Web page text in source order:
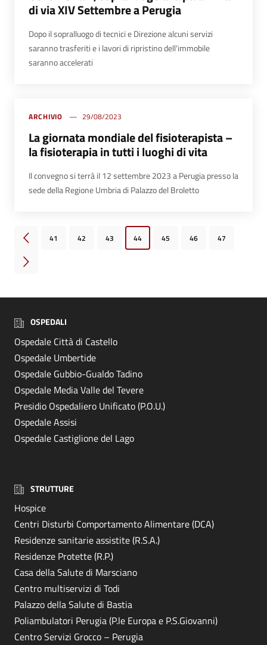
di via XIV Settembre a Perugia
Dopo il sopralluogo di tecnici e Direzione alcuni servizi
saranno trasferiti e i lavori di ripristino dell'immobile
saranno accelerati
ARCHIVIO 29/08/2023
La giornata mondiale del fisioterapista –
la fisioterapia in tutti i luoghi di vita
Il convegno si terrà il 12 settembre 2023 a Perugia presso la
sede della Regione Umbria di Palazzo del Broletto
Pagina precedente
41 42 43 44 45 46 47
Pagina successiva
OSPEDALI
Ospedale Città di Castello
Ospedale Umbertide
Ospedale Gubbio-Gualdo Tadino
Ospedale Media Valle del Tevere
Presidio Ospedaliero Unificato (P.O.U.)
Ospedale Assisi
Ospedale Castiglione del Lago
STRUTTURE
Hospice
Centri Disturbi Comportamento Alimentare (DCA)
Residenze sanitarie assistite (R.S.A.)
Residenze Protette (R.P.)
Casa della Salute di Marsciano
Centro multiservizi di Todi
Palazzo della Salute di Bastia
Poliambulatori Perugia (P.le Europa e P.S.Giovanni)
Centro Servizi Grocco – Perugia